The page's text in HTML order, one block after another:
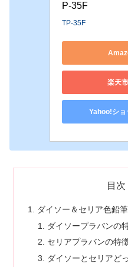
P-35F
TP-35F
楽天
Yahoo!ショ
目次
ダイソー＆セリア色鉛
ダイソープラバンの
セリアプラバンの特
ダイソーとセリアど